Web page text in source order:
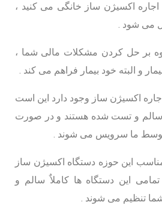
اجاره اکسیژن ساز خانگی می کنید ،
می شود .
بر حل کردن مشکلات مالی شما ،
و البته خود بیمار فراهم می کند .
اکسیژن ساز وجود دارد این است
سالم و تست شده هستند و در صورت
ما سرویس می شوند .
این حوزه دستگاه اکسیژن ساز
تمامی این دستگاه ها کاملاٌ سالم و
تنظیم می شوند .